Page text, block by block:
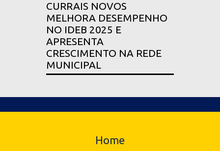
CURRAIS NOVOS
MELHORA DESEMPENHO
NO IDEB 2025 E
APRESENTA
CRESCIMENTO NA REDE
MUNICIPAL
Home